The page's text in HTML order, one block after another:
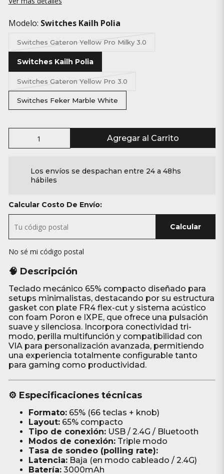
Modelo: Switches Kailh Polia
Switches Gateron Yellow Pro Milky 3.0
Switches Kailh Polia
Switches Gateron Yellow Pro 3.0
Switches Feker Marble White
Agregar al Carrito
Los envíos se despachan entre 24 a 48hs
hábiles
Calcular Costo De Envío:
Calcular
No sé mi código postal
🧠 Descripción
Teclado mecánico 65% compacto diseñado para
setups minimalistas, destacando por su estructura
gasket con plate FR4 flex-cut y sistema acústico
con foam Poron e IXPE, que ofrece una pulsación
suave y silenciosa. Incorpora conectividad tri-
modo, perilla multifunción y compatibilidad con
VIA para personalización avanzada, permitiendo
una experiencia totalmente configurable tanto
para gaming como productividad.
⚙️ Especificaciones técnicas
Formato:65% (66 teclas + knob)
Layout:65% compacto
Tipo de conexión:USB / 2.4G / Bluetooth
Modos de conexión:Triple modo
Tasa de sondeo (polling rate):
Latencia:Baja (en modo cableado / 2.4G)
Batería:3000mAh